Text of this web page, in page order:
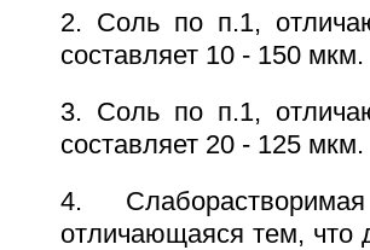
2. Соль по п.1,
составляет 10 - 150 мкм.
3. Соль по п.1,
составляет 20 - 125 мкм.
4.
отличающаяся тем, что